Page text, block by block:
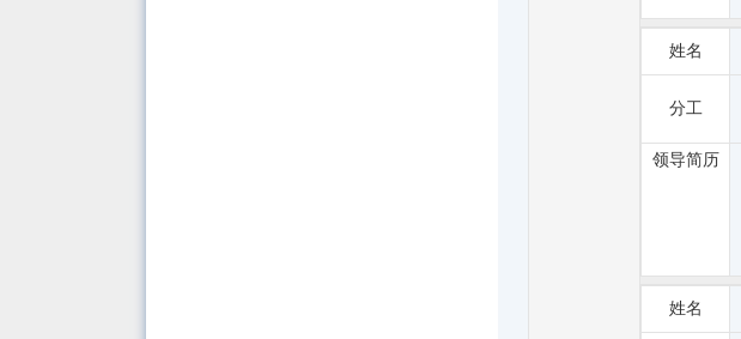
姓名
分工
领导简历
姓名